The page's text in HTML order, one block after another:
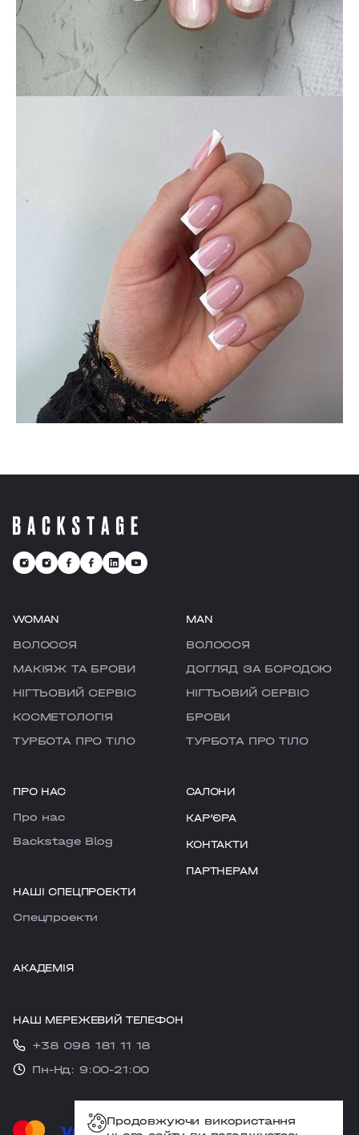
WOMAN
ВОЛОССЯ
МАКІЯЖ ТА БРОВИ
НІГТЬОВИЙ СЕРВІС
КОСМЕТОЛОГІЯ
ТУРБОТА ПРО ТІЛО
MAN
ВОЛОССЯ
ДОГЛЯД ЗА БОРОДОЮ
НІГТЬОВИЙ СЕРВІС
БРОВИ
ТУРБОТА ПРО ТІЛО
ПРО НАС
Про нас
Backstage Blog
НАШІ СПЕЦПРОЕКТИ
Cпецпроекти
САЛОНИ
КАРʼЄРА
КОНТАКТИ
ПАРТНЕРАМ
АКАДЕМІЯ
НАШ МЕРЕЖЕВИЙ ТЕЛЕФОН
+38 098 181 11 18
Пн-Нд: 9:00-21:00
Продовжуючи використання